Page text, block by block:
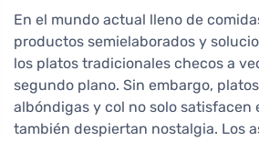
En el mundo actual lleno de
productos semielaborados y
los platos tradicionales checos a
segundo plano. Sin embargo,
albóndigas y col no solo satisfacen
también despiertan nostalgia. Los